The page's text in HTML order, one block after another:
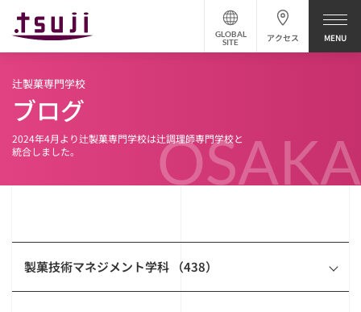
アクセス
GLOBAL
SITE
OSAKA
辻製菓専門学校
ブログ
2024年4月より辻製菓専門学校は辻調理師専門学校と
統合しました。
製菓技術マネジメント学科 （438）